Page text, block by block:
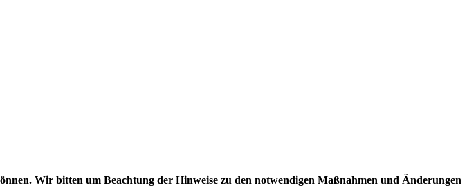
Wir bitten um Beachtung der Hinweise zu den notwendigen Maßnahmen und Änderungen